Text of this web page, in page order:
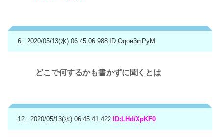
6 : 2020/05/13(水) 06:45:06.988 ID:Oqoe3mPyM
どこで何するかも書かずに聞くとは
12 : 2020/05/13(水) 06:45:41.422 ID:LHd/XpKF0